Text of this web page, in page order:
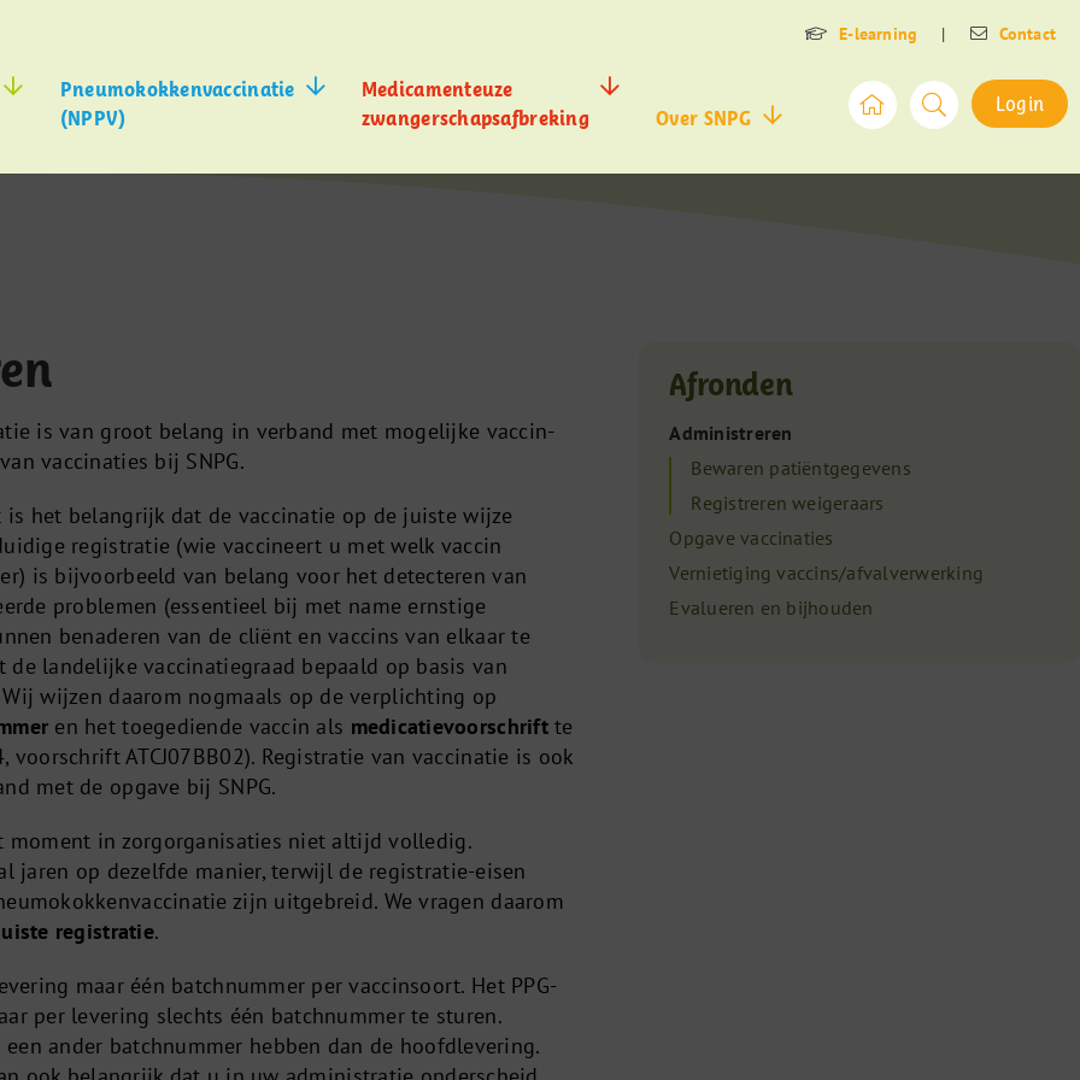
E-learning | Contact
Pneumokokkenvaccinatie
(NPPV)
Medicamenteuze
zwangerschapsafbreking
Over SNPG
Login
is van groot belang in verband met mogelijke vaccin-
vaccinaties bij SNPG.
is het belangrijk dat de vaccinatie op de juiste wijze
registratie (wie vaccineert u met welk vaccin
is bijvoorbeeld van belang voor het detecteren van
problemen (essentieel bij met name ernstige
benaderen van de cliënt en vaccins van elkaar te
de landelijke vaccinatiegraad bepaald op basis van
wijzen daarom nogmaals op de verplichting op
en het toegediende vaccin als medicatievoorschriftte
voorschrift ATCJ07BB02). Registratie van vaccinatie is ook
met de opgave bij SNPG.
moment in zorgorganisaties niet altijd volledig.
jaren op dezelfde manier, terwijl de registratie-eisen
zijn uitgebreid. We vragen daarom
registratie.
maar één batchnummer per vaccinsoort. Het PPG-
per levering slechts één batchnummer te sturen.
ander batchnummer hebben dan de hoofdlevering.
Afronden
Administreren
Bewaren patiëntgegevens
Registreren weigeraars
Opgave vaccinaties
Vernietiging vaccins/afvalverwerking
Evalueren en bijhouden